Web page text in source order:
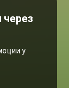
у